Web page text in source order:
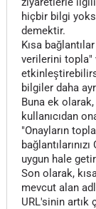
hiçbir bilgi
demektir.
Kısa
verilerini topla"
bilgiler daha
Buna ek
kullanıcıdan
"Onayların
uygun hale
Son olarak,
mevcut alan
URL'sinin artık